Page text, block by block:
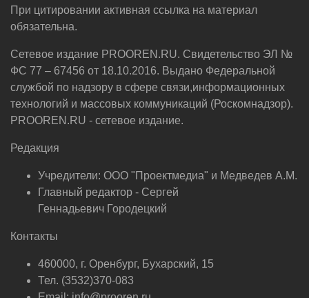
При цитировании активная ссылка на материал
обязательна.
Сетевое издание PROOREN.RU. Свидетельство ЭЛ №
ФС 77 – 67456 от 18.10.2016. Выдано Федеральной
службой по надзору в сфере связи,информационных
технологий и массовых коммуникаций (Роскомнадзор).
PROOREN.RU - сетевое издание.
Редакция
Учредители: ООО "Проектмедиа" и Медведев А.М.
Главный редактор - Сергей
Геннадьевич Городецкий
Контакты
460000, г. Оренбург, Бухарский, 15
Тел. (3532)370-083